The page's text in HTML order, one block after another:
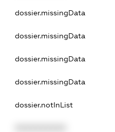
dossier.missingData
dossier.missingData
dossier.missingData
dossier.missingData
dossier.notInList